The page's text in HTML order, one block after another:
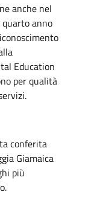
anche nel
anno
Education
per qualità
conferita
Giamaica
più